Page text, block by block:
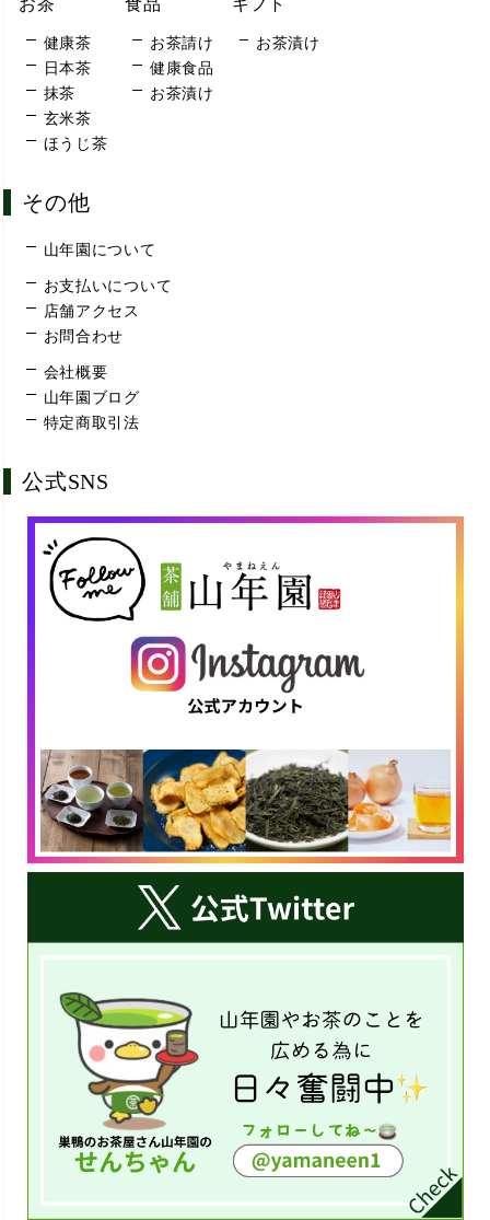
健康茶
日本茶
抹茶
玄米茶
ほうじ茶
お茶請け
健康食品
お茶漬け
お茶漬け
その他
山年園について
お支払いについて
店舗アクセス
お問合わせ
会社概要
山年園ブログ
特定商取引法
公式SNS